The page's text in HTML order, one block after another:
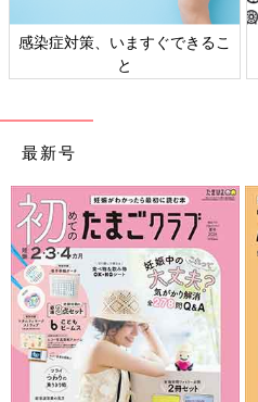
感染症対策、いますぐできるこ
と
最新号